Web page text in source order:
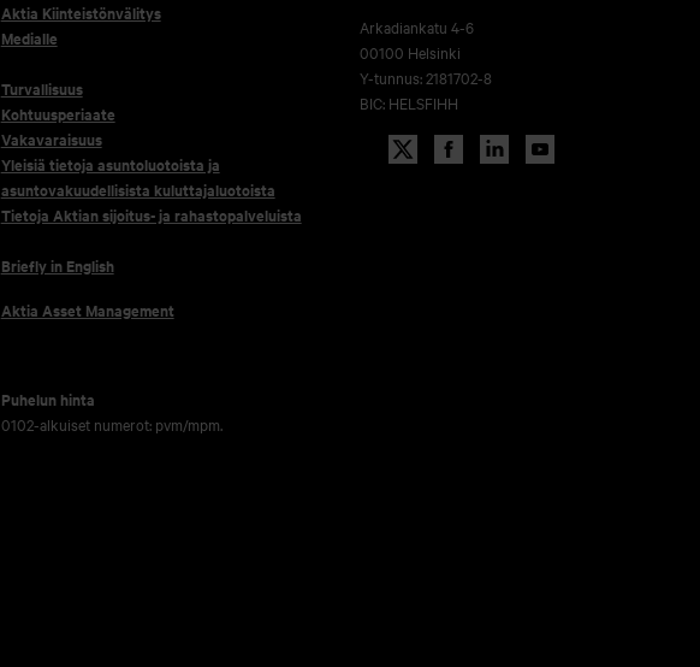
Aktia Kiinteistönvälitys
Medialle
Turvallisuus
Kohtuusperiaate
Vakavaraisuus
Yleisiä tietoja asuntoluotoista ja
asuntovakuudellisista kuluttajaluotoista
Tietoja Aktian sijoitus- ja rahastopalveluista
Briefly in English
Aktia Asset Management
Puhelun hinta
0102-alkuiset numerot: pvm/mpm.
Arkadiankatu 4-6
00100 Helsinki
Y-tunnus: 2181702-8
BIC: HELSFIHH